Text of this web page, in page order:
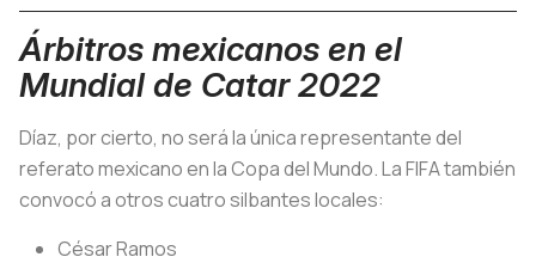
Árbitros mexicanos en el
Mundial de Catar 2022
Díaz, por cierto, no será la única representante del
referato mexicano en la Copa del Mundo. La FIFA también
convocó a otros cuatro silbantes locales:
César Ramos